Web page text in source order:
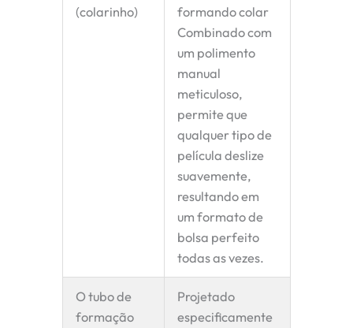
(colarinho)
formando colar
Combinado com
um polimento
manual
meticuloso,
permite que
qualquer tipo de
película deslize
suavemente,
resultando em
um formato de
bolsa perfeito
todas as vezes.
O tubo de
formação
Projetado
especificamente